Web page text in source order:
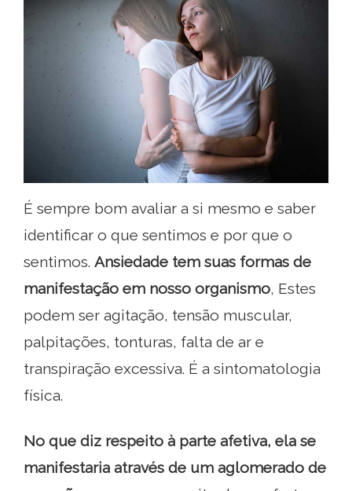
É sempre bom avaliar a si mesmo e saber
identificar o que sentimos e por que o
sentimos. Ansiedade tem suas formas de
manifestação em nosso organismo, Estes
podem ser agitação, tensão muscular,
palpitações, tonturas, falta de ar e
transpiração excessiva. É a sintomatologia
física.
No que diz respeito à parte afetiva, ela se
manifestaria através de um aglomerado de